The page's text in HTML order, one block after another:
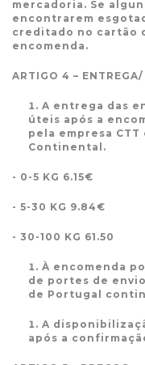
mercadoria. Se
encontrarem
creditado no cartão
encomenda.
ARTIGO 4 –
A entrega das
úteis após a
pela empresa CTT
Continental.
- 0-5 KG 6.15€
- 5-30 KG 9.84€
- 30-100 KG 61.50
À encomenda
de portes de
de Portugal
A
após a